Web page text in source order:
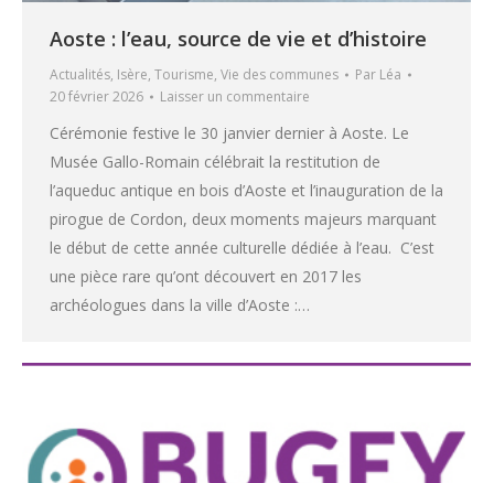
Aoste : l’eau, source de vie et d’histoire
Actualités, Isère, Tourisme, Vie des communes Par Léa
20 février 2026
Laisser un commentaire
Cérémonie festive le 30 janvier dernier à Aoste. Le
Musée Gallo-Romain célébrait la restitution de
l’aqueduc antique en bois d’Aoste et l’inauguration de la
pirogue de Cordon, deux moments majeurs marquant
le début de cette année culturelle dédiée à l’eau. C’est
une pièce rare qu’ont découvert en 2017 les
archéologues dans la ville d’Aoste :…